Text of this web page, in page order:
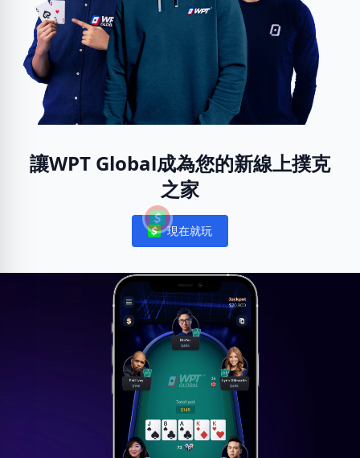
讓WPT Global成為您的新線上撲克
之家
Notifications
現在就玩